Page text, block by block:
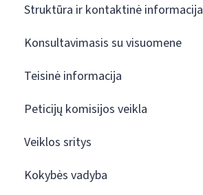
Struktūra ir kontaktinė informacija
Konsultavimasis su visuomene
Teisinė informacija
Peticijų komisijos veikla
Veiklos sritys
Kokybės vadyba